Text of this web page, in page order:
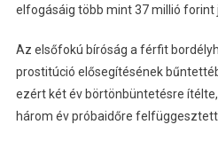
elfogásáig több mint 37 millió forint
Az elsőfokú bíróság a férfit
prostitúció elősegítésének
ezért két év börtönbüntetésre
három év próbaidőre